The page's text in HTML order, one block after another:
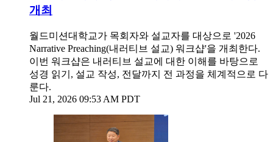
개최
월드미션대학교가 목회자와 설교자를 대상으로 '2026
Narrative Preaching(내러티브 설교) 워크샵'을 개최한다.
이번 워크샵은 내러티브 설교에 대한 이해를 바탕으로
성경 읽기, 설교 작성, 전달까지 전 과정을 체계적으로 다
룬다.
Jul 21, 2026 09:53 AM PDT